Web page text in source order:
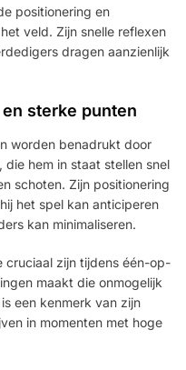
positionering en
veld. Zijn snelle reflexen
dragen aanzienlijk
sterke punten
worden benadrukt door
hem in staat stellen snel
schoten. Zijn positionering
het spel kan anticiperen
kan minimaliseren.
cruciaal zijn tijdens één-op-
maakt die onmogelijk
een kenmerk van zijn
in momenten met hoge